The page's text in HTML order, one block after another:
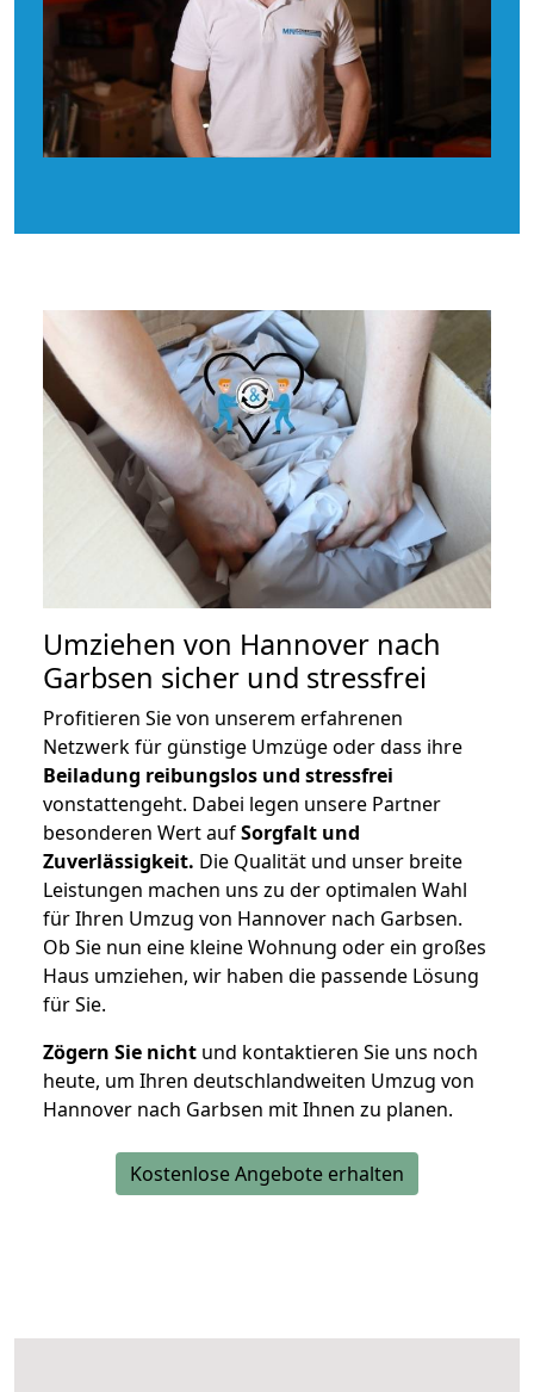
Umziehen von Hannover nach
Garbsen sicher und stressfrei
Profitieren Sie von unserem erfahrenen
Netzwerk für günstige Umzüge oder dass ihre
Beiladung reibungslos und stressfrei
vonstattengeht. Dabei legen unsere Partner
besonderen Wert aufSorgfalt und
Zuverlässigkeit. Die Qualität und unser breite
Leistungen machen uns zu der optimalen Wahl
für Ihren Umzug von Hannover nach Garbsen.
Ob Sie nun eine kleine Wohnung oder ein großes
Haus umziehen, wir haben die passende Lösung
für Sie.
Zögern Sie nicht und kontaktieren Sie uns noch
heute, um Ihren deutschlandweiten Umzug von
Hannover nach Garbsen mit Ihnen zu planen.
Kostenlose Angebote erhalten